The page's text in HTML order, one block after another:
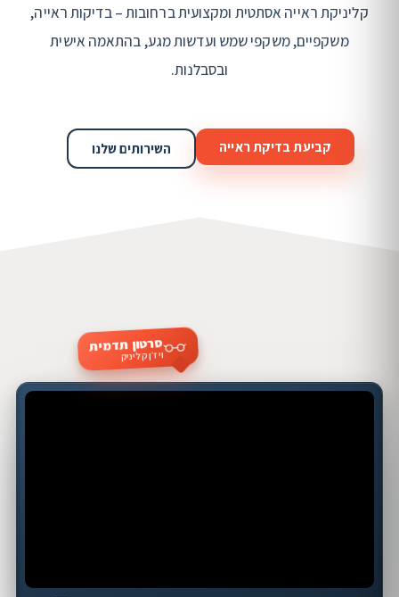
קליניקת ראייה אסתטית ומקצועית ברחובות – בדיקות ראייה,
משקפיים, משקפי שמש ועדשות מגע, בהתאמה אישית
ובסבלנות.
קביעת בדיקת ראייה השירותים שלנו
סרטון תדמית
ויז׳ן קליניק